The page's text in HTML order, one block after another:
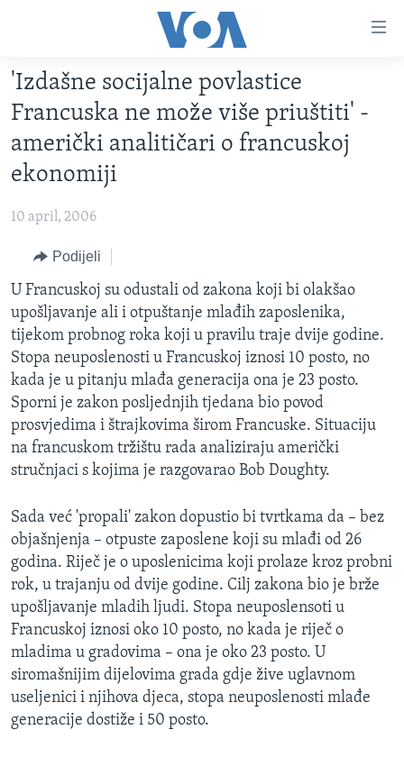
glavni
sadržaj
na
glavnu
Idi
pretragu
FOTOGRAFIJE DANA
SJEDINJENE AMERIČKE DRŽAVE
BOSNA I HERCEGOVINA
SVIJET
NAUKA I TEHNOLOGIJA
SPECIJALNI PROJEKTI
KORUPCIJA
SLOBODA MEDIJA
ŽENSKA STRANA
IZBJEGLIČKA STRANA
MAGAZIN
O GLASU AMERIKE
PRATITE NAS
Jezici
'Izdašne socijalne povlastice
Francuska ne može više priuštiti' -
američki analitičari o francuskoj
ekonomiji
10 april, 2006
Podijeli
U Francuskoj su odustali od zakona koji bi olakšao
upošljavanje ali i otpuštanje mlađih zaposlenika,
tijekom probnog roka koji u pravilu traje dvije godine.
Stopa neuposlenosti u Francuskoj iznosi 10 posto, no
kada je u pitanju mlađa generacija ona je 23 posto.
Sporni je zakon posljednjih tjedana bio povod
prosvjedima i štrajkovima širom Francuske. Situaciju
na francuskom tržištu rada analiziraju američki
stručnjaci s kojima je razgovarao Bob Doughty.
Sada već 'propali' zakon dopustio bi tvrtkama da – bez
objašnjenja – otpuste zaposlene koji su mlađi od 26
godina. Riječ je o uposlenicima koji prolaze kroz probni
rok, u trajanju od dvije godine. Cilj zakona bio je brže
upošljavanje mladih ljudi. Stopa neuposlensoti u
Francuskoj iznosi oko 10 posto, no kada je riječ o
mladima u gradovima – ona je oko 23 posto. U
siromašnijim dijelovima grada gdje žive uglavnom
useljenici i njihova djeca, stopa neuposlenosti mlađe
generacije dostiže i 50 posto.